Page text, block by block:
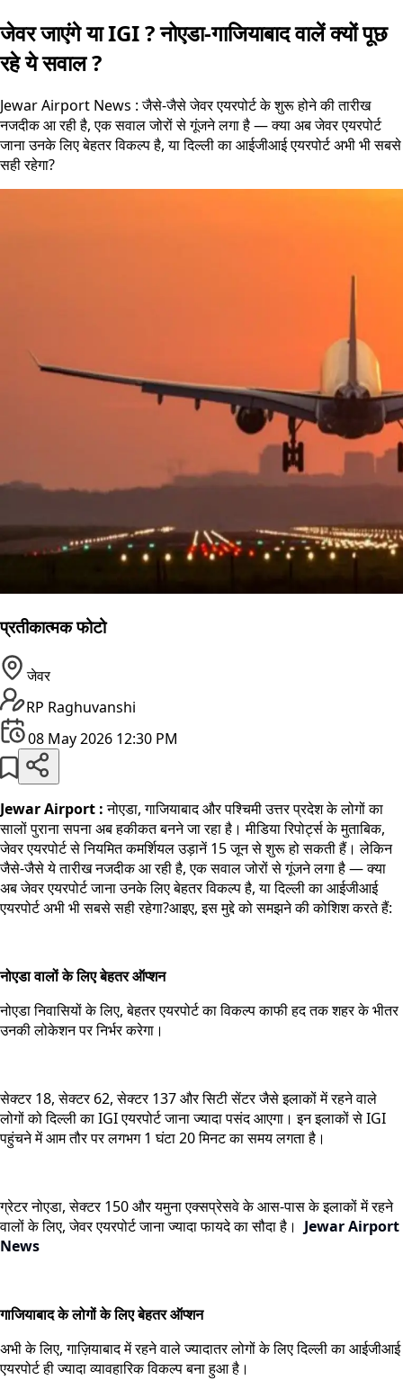
जेवर जाएंगे या IGI ? नोएडा-गाजियाबाद वालें क्यों पूछ
रहे ये सवाल ?
Jewar Airport News : जैसे-जैसे जेवर एयरपोर्ट के शुरू होने की तारीख
नजदीक आ रही है, एक सवाल जोरों से गूंजने लगा है — क्या अब जेवर एयरपोर्ट
जाना उनके लिए बेहतर विकल्प है, या दिल्ली का आईजीआई एयरपोर्ट अभी भी सबसे
सही रहेगा?
प्रतीकात्मक फोटो
जेवर
RP Raghuvanshi
08 May 2026 12:30 PM
Jewar Airport :नोएडा, गाजियाबाद और पश्चिमी उत्तर प्रदेश के लोगों का
सालों पुराना सपना अब हकीकत बनने जा रहा है। मीडिया रिपोर्ट्स के मुताबिक,
जेवर एयरपोर्ट से नियमित कमर्शियल उड़ानें 15 जून से शुरू हो सकती हैं। लेकिन
जैसे-जैसे ये तारीख नजदीक आ रही है, एक सवाल जोरों से गूंजने लगा है — क्या
अब जेवर एयरपोर्ट जाना उनके लिए बेहतर विकल्प है, या दिल्ली का आईजीआई
एयरपोर्ट अभी भी सबसे सही रहेगा?आइए, इस मुद्दे को समझने की कोशिश करते हैं:
नोएडा वालों के लिए बेहतर ऑप्शन
नोएडा निवासियों के लिए, बेहतर एयरपोर्ट का विकल्प काफी हद तक शहर के भीतर
उनकी लोकेशन पर निर्भर करेगा।
सेक्टर 18, सेक्टर 62, सेक्टर 137 और सिटी सेंटर जैसे इलाकों में रहने वाले
लोगों को दिल्ली का IGI एयरपोर्ट जाना ज्यादा पसंद आएगा। इन इलाकों से IGI
पहुंचने में आम तौर पर लगभग 1 घंटा 20 मिनट का समय लगता है।
ग्रेटर नोएडा, सेक्टर 150 और यमुना एक्सप्रेसवे के आस-पास के इलाकों में रहने
वालों के लिए, जेवर एयरपोर्ट जाना ज्यादा फायदे का सौदा है। Jewar Airport
News
गाजियाबाद के लोगों के लिए बेहतर ऑप्शन
अभी के लिए, गाज़ियाबाद में रहने वाले ज्यादातर लोगों के लिए दिल्ली का आईजीआई
एयरपोर्ट ही ज्यादा व्यावहारिक विकल्प बना हुआ है।